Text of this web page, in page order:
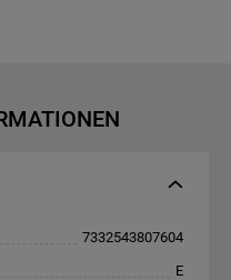
7332543807604
E